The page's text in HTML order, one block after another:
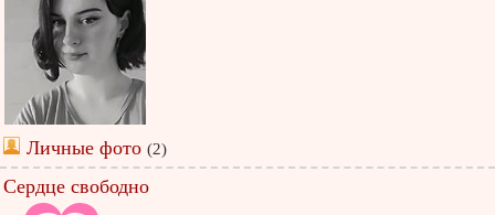
Личные фото (2)
Сердце свободно